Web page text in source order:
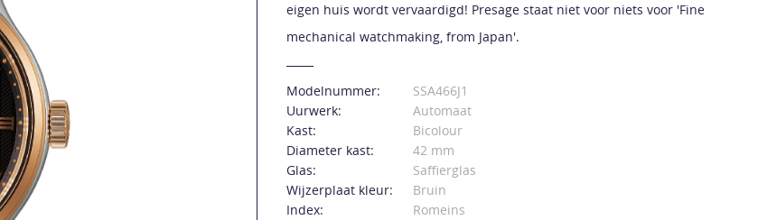
eigen huis wordt vervaardigd! Presage staat niet voor niets voor 'Fine
mechanical watchmaking, from Japan'.
Modelnummer:
SSA466J1
Uurwerk:
Automaat
Kast:
Bicolour
Diameter kast:
42 mm
Glas:
Saffierglas
Wijzerplaat kleur:
Bruin
Index:
Romeins